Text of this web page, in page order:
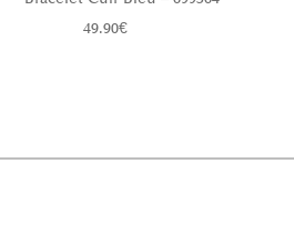
49.90€